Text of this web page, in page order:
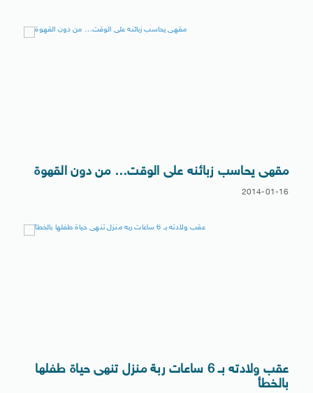
مقهى يحاسب زبائنه على الوقت… من دون القهوة
2014-01-16
عقب ولادته بـ 6 ساعات ربة منزل تنهى حياة طفلها
بالخطأ